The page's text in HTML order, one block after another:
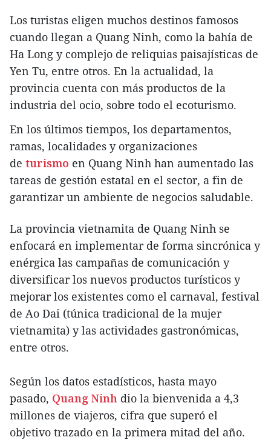
Los turistas eligen muchos destinos famosos
cuando llegan a Quang Ninh, como la bahía de
Ha Long y complejo de reliquias paisajísticas de
Yen Tu, entre otros. En la actualidad, la
provincia cuenta con más productos de la
industria del ocio, sobre todo el ecoturismo.
En los últimos tiempos, los departamentos,
ramas, localidades y organizaciones
de turismo en Quang Ninh han aumentado las
tareas de gestión estatal en el sector, a fin de
garantizar un ambiente de negocios saludable.
La provincia vietnamita de Quang Ninh se
enfocará en implementar de forma sincrónica y
enérgica las campañas de comunicación y
diversificar los nuevos productos turísticos y
mejorar los existentes como el carnaval, festival
de Ao Dai (túnica tradicional de la mujer
vietnamita) y las actividades gastronómicas,
entre otros.
Según los datos estadísticos, hasta mayo
pasado, Quang Ninh dio la bienvenida a 4,3
millones de viajeros, cifra que superó el
objetivo trazado en la primera mitad del año.